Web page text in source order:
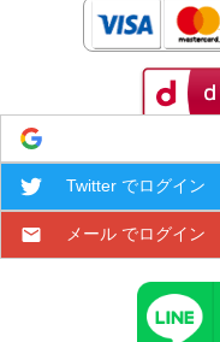
Twitter でログイン
メール でログイン